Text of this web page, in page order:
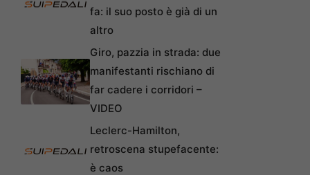
fa: il suo posto è già di un
altro
Giro, pazzia in strada: due
manifestanti rischiano di
far cadere i corridori –
VIDEO
Leclerc-Hamilton,
retroscena stupefacente:
è caos